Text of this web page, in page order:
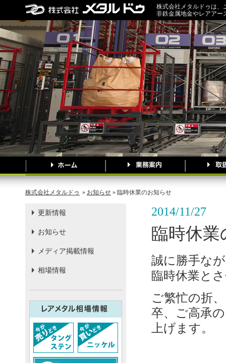
株式会社メタルドゥは、
非鉄金属地金やレアアー
株式会社メタルドゥ » お知らせ » 臨時休業のお知らせ
更新情報
お知らせ
メディア掲載情報
相場情報
2014/11/27
臨時休
誠に勝手な
臨時休業と
ご繁忙の折
卒、ご高承
上げます。